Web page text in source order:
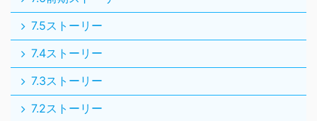
7.5ストーリー
7.4ストーリー
7.3ストーリー
7.2ストーリー